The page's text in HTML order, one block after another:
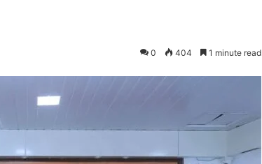
0 404 1 minute read